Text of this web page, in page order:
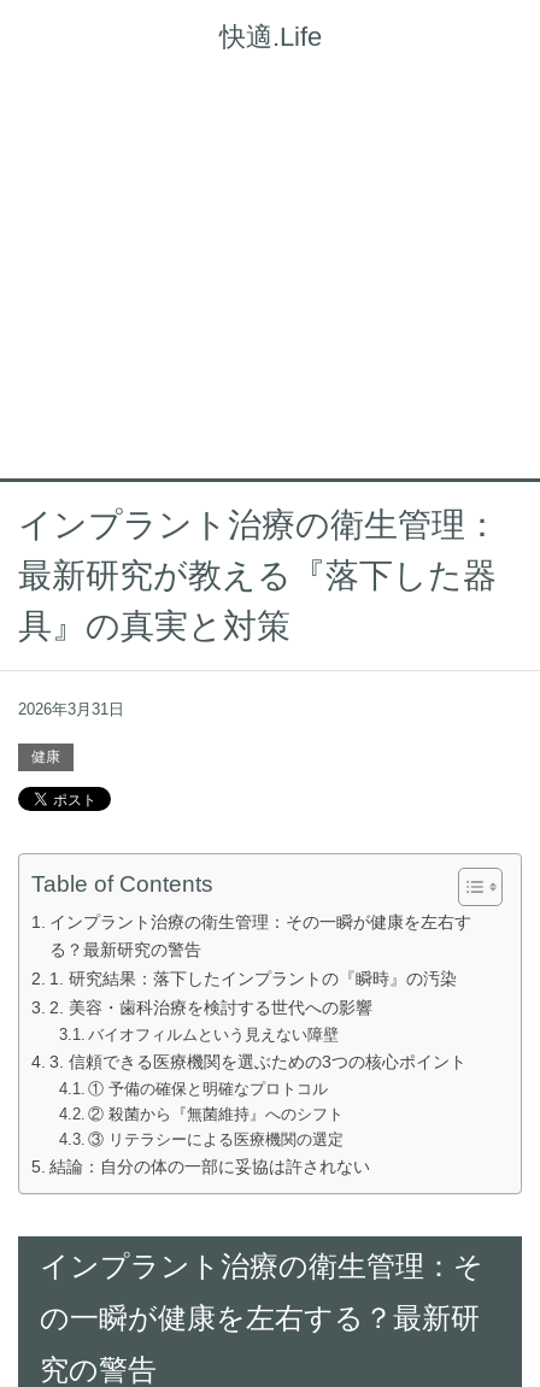
快適.Life
インプラント治療の衛生管理：
最新研究が教える『落下した器
具』の真実と対策
2026年3月31日
健康
Table of Contents
インプラント治療の衛生管理：その一瞬が健康を左右す
る？最新研究の警告
1. 研究結果：落下したインプラントの『瞬時』の汚染
2. 美容・歯科治療を検討する世代への影響
バイオフィルムという見えない障壁
3. 信頼できる医療機関を選ぶための3つの核心ポイント
① 予備の確保と明確なプロトコル
② 殺菌から『無菌維持』へのシフト
③ リテラシーによる医療機関の選定
結論：自分の体の一部に妥協は許されない
インプラント治療の衛生管理：そ
の一瞬が健康を左右する？最新研
究の警告